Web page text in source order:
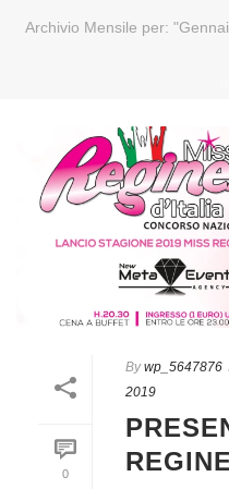
Archivio Mensile per:
0
By wp_5647876
2019